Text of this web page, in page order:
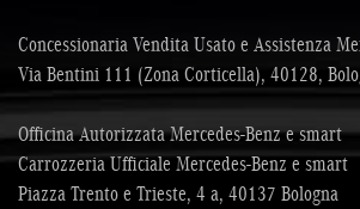
Concessionaria Vendita Usato e Assistenza
Via Bentini 111 (Zona Corticella), 40128,
Officina Autorizzata Mercedes-Benz e smart
Carrozzeria Ufficiale Mercedes-Benz e smart
Piazza Trento e Trieste, 4 a, 40137 Bologna